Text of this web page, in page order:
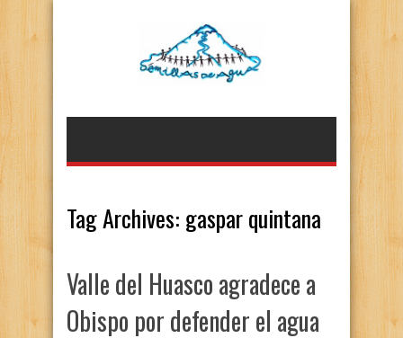
Tag Archives: gaspar quintana
Valle del Huasco agradece a
Obispo por defender el agua